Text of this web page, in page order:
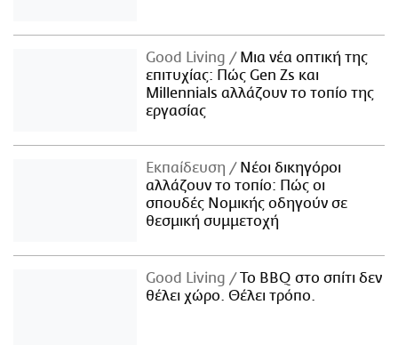
Good Living
Μια νέα οπτική της
επιτυχίας: Πώς Gen Zs και
Millennials αλλάζουν το τοπίο της
εργασίας
Εκπαίδευση
Νέοι δικηγόροι
αλλάζουν το τοπίο: Πώς οι
σπουδές Νομικής οδηγούν σε
θεσμική συμμετοχή
Good Living
Το BBQ στο σπίτι δεν
θέλει χώρο. Θέλει τρόπο.